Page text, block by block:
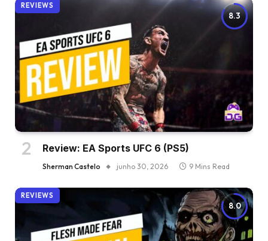
8.3
REVIEWS
Review: EA Sports UFC 6 (PS5)
Sherman Castelo junho 30, 2026 9 Mins Read
8.0
REVIEWS